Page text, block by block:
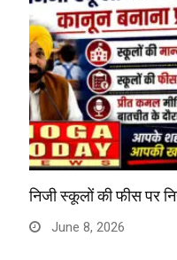
निजी स्कूलों की फीस पर
June 8, 2026